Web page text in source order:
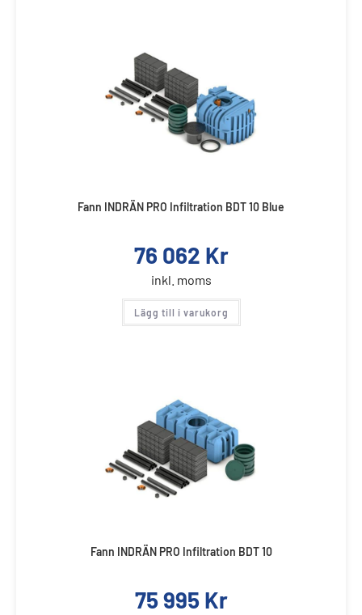
Fann INDRÄN PRO Infiltration BDT 10 Blue
76 062 Kr
inkl. moms
Lägg till i varukorg
Fann INDRÄN PRO Infiltration BDT 10
75 995 Kr